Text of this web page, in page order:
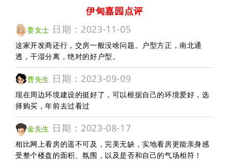
伊甸嘉园点评
姜女士 日期：2023-11-05
这家开发商还行，交房一般没啥问题。户型方正，南北通
透，干湿分离，绝对的好户型。
曹先生 日期：2023-09-09
现在周边环境建设的挺好了，可以根据自己的环境爱好，选
择购买，年前去过看过
金先生 日期：2023-08-17
相比网上看房的遥不可及，完美无缺，实地看房更能亲身感
受整个楼盘的面积、氛围，以及是否和自己的气场相符！